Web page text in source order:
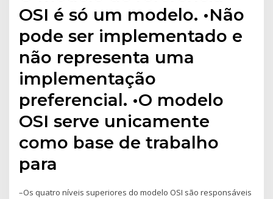
OSI é só um modelo. •Não
pode ser implementado e
não representa uma
implementação
preferencial. •O modelo
OSI serve unicamente
como base de trabalho
para
–Os quatro níveis superiores do modelo OSI são responsáveis